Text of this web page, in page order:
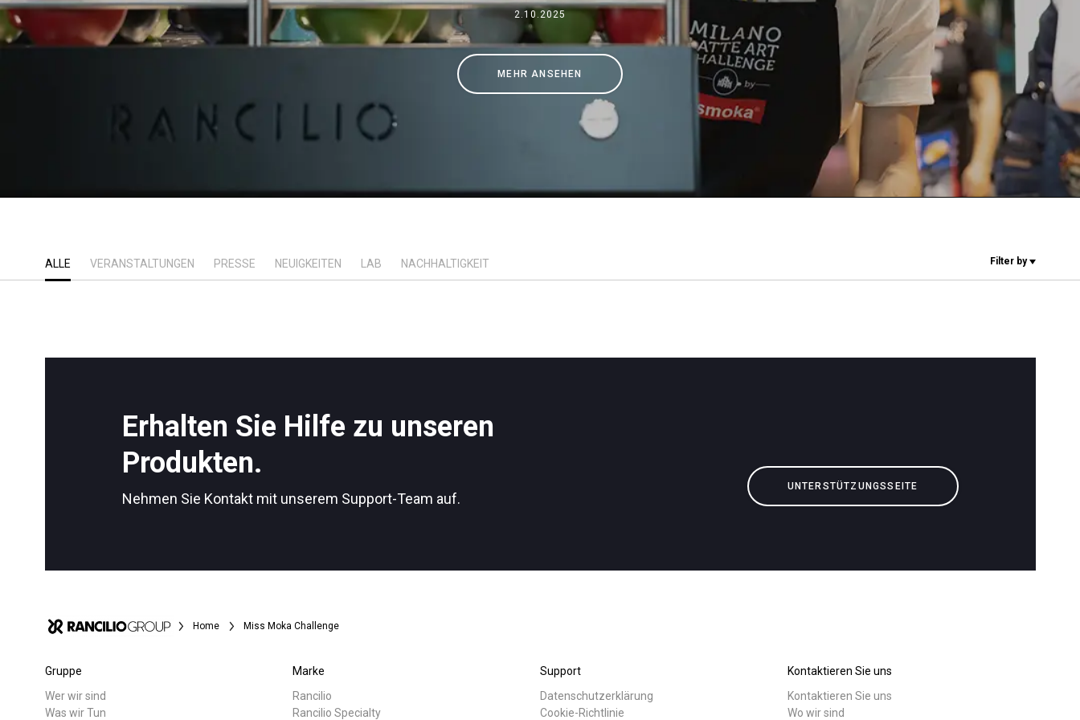
2.10.2025
MEHR ANSEHEN
ALLE VERANSTALTUNGEN PRESSE NEUIGKEITEN LAB NACHHALTIGKEIT Filter by
Erhalten Sie Hilfe zu unseren
Produkten.
Nehmen Sie Kontakt mit unserem Support-Team auf.
UNTERSTÜTZUNGSSEITE
Home Miss Moka Challenge
Gruppe
Wer wir sind
Was wir Tun
Marke
Rancilio
Rancilio Specialty
Support
Datenschutzerklärung
Cookie-Richtlinie
Kontaktieren Sie uns
Kontaktieren Sie uns
Wo wir sind
Wo wir sind
Arbeiten Sie mit uns
Nachhaltigkeit
Connect
Datenschutzerklärung